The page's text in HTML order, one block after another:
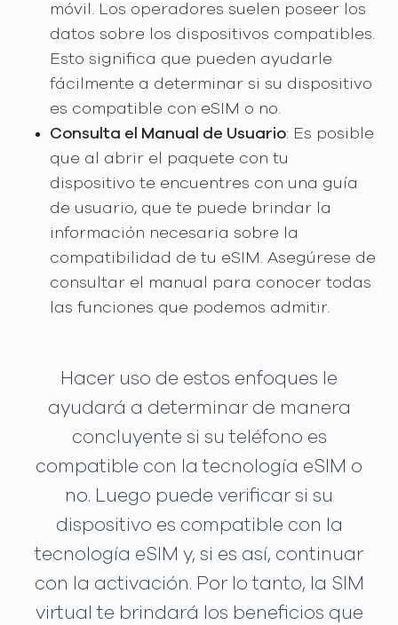
móvil. Los operadores suelen poseer los
datos sobre los dispositivos compatibles.
Esto significa que pueden ayudarle
fácilmente a determinar si su dispositivo
es compatible con eSIM o no.
Consulta el Manual de Usuario: Es posible
que al abrir el paquete con tu
dispositivo te encuentres con una guía
de usuario, que te puede brindar la
información necesaria sobre la
compatibilidad de tu eSIM. Asegúrese de
consultar el manual para conocer todas
las funciones que podemos admitir.
Hacer uso de estos enfoques le
ayudará a determinar de manera
concluyente si su teléfono es
compatible con la tecnología eSIM o
no. Luego puede verificar si su
dispositivo es compatible con la
tecnología eSIM y, si es así, continuar
con la activación. Por lo tanto, la SIM
virtual te brindará los beneficios que